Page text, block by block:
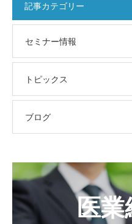
記事カテゴリー
セミナー情報
トピックス
ブログ
医業